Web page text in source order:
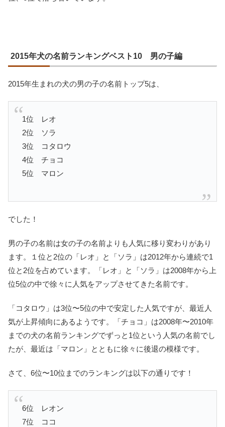
2015年犬の名前ランキングベスト10 男の子編
2015年生まれの犬の男の子の名前トップ5は、
1位 レオ
2位 ソラ
3位 コタロウ
4位 チョコ
5位 マロン
でした！
男の子の名前は女の子の名前よりも人気に移り変わりがあり
ます。１位と2位の「レオ」と「ソラ」は2012年から連続で1
位と2位を占めています。「レオ」と「ソラ」は2008年から上
位5位の中で徐々に人気をアップさせてきた名前です。
「コタロウ」は3位〜5位の中で安定した人気ですが、最近人
気が上昇傾向にあるようです。「チョコ」は2008年〜2010年
までの犬の名前ランキングでずっと1位という人気の名前でし
たが、最近は「マロン」とともに徐々に後退の模様です。
さて、6位〜10位までのランキングは以下の通りです！
6位 レオン
7位 ココ